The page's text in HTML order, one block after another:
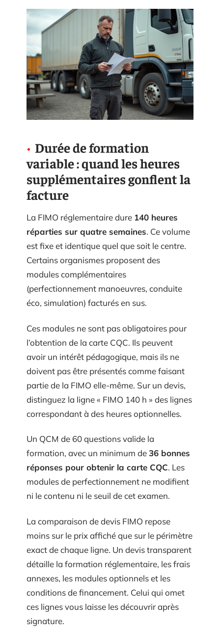
Durée de formation
variable : quand les heures
supplémentaires gonflent la
facture
La FIMO réglementaire dure 140 heures
réparties sur quatre semaines. Ce volume
est fixe et identique quel que soit le centre.
Certains organismes proposent des
modules complémentaires
(perfectionnement manoeuvres, conduite
éco, simulation) facturés en sus.
Ces modules ne sont pas obligatoires pour
l’obtention de la carte CQC. Ils peuvent
avoir un intérêt pédagogique, mais ils ne
doivent pas être présentés comme faisant
partie de la FIMO elle-même. Sur un devis,
distinguez la ligne « FIMO 140 h » des lignes
correspondant à des heures optionnelles.
Un QCM de 60 questions valide la
formation, avec un minimum de36 bonnes
réponses pour obtenir la carte CQC. Les
modules de perfectionnement ne modifient
ni le contenu ni le seuil de cet examen.
La comparaison de devis FIMO repose
moins sur le prix affiché que sur le périmètre
exact de chaque ligne. Un devis transparent
détaille la formation réglementaire, les frais
annexes, les modules optionnels et les
conditions de financement. Celui qui omet
ces lignes vous laisse les découvrir après
signature.